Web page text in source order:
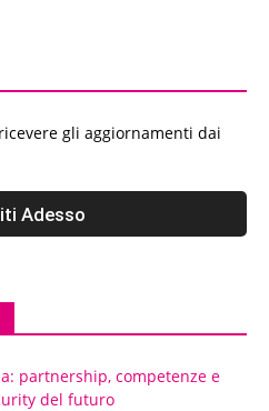
gli aggiornamenti dai
partnership, competenze e
del futuro